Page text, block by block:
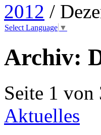
2012 /
Select Language ▼
Archiv:
Seite 1 von
Aktuelles